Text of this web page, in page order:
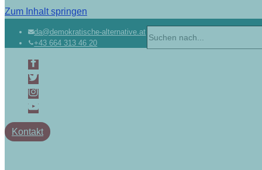
Zum Inhalt springen
da@demokratische-alternative.at
+43 664 313 46 20
Kontakt